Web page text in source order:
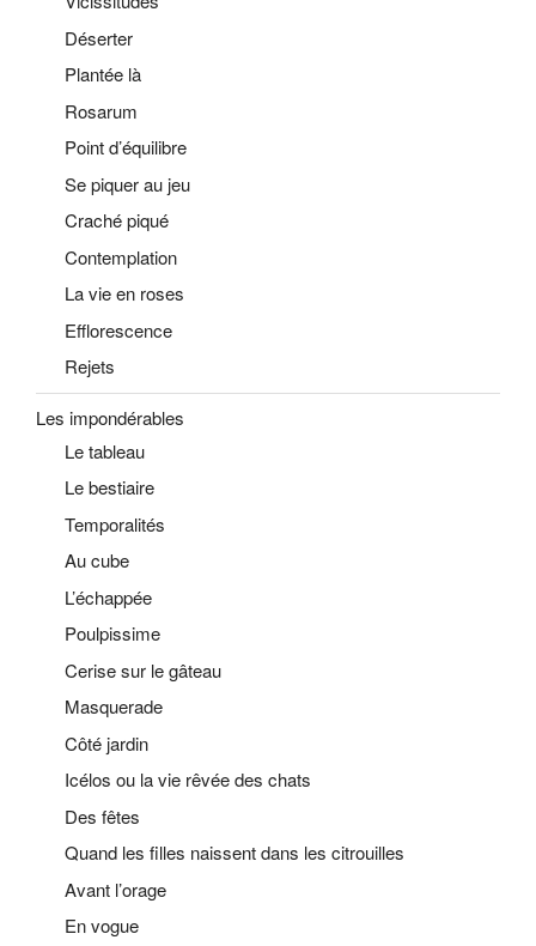
Déserter
Plantée là
Rosarum
Point d’équilibre
Se piquer au jeu
Craché piqué
Contemplation
La vie en roses
Efflorescence
Rejets
Les impondérables
Le tableau
Le bestiaire
Temporalités
Au cube
L’échappée
Poulpissime
Cerise sur le gâteau
Masquerade
Côté jardin
Icélos ou la vie rêvée des chats
Des fêtes
Quand les filles naissent dans les citrouilles
Avant l’orage
En vogue